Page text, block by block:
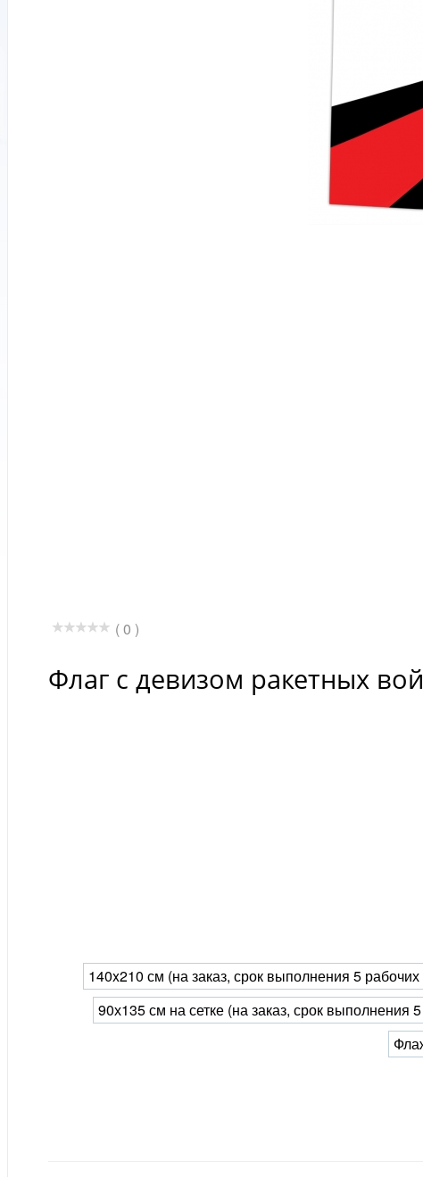
( 0 )
Флаг с девизом ракетных
140x210 см (на заказ, срок выполнения 5
90х135 см на сетке (на заказ, срок выполнения